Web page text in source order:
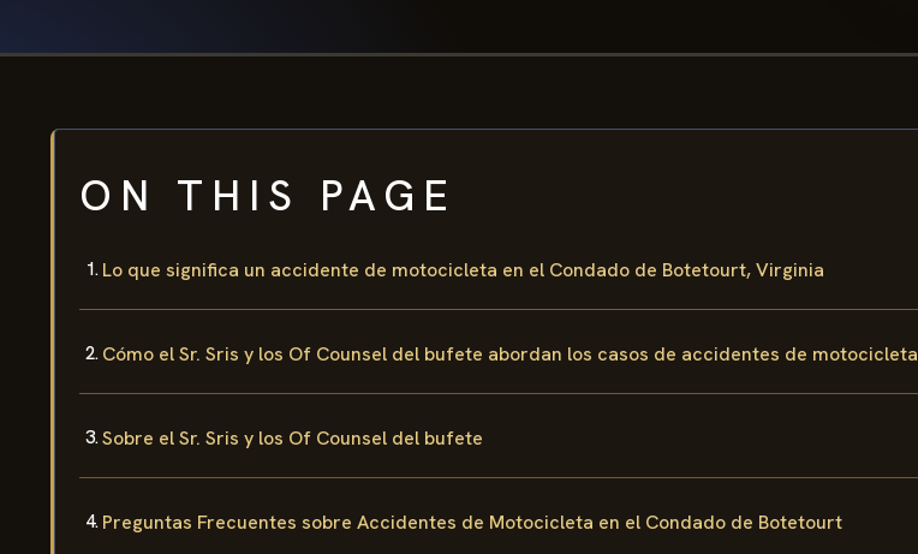
ON THIS PAGE
Lo que significa un accidente de motocicleta en el Condado de Botetourt, Virginia
Cómo el Sr. Sris y los Of Counsel del bufete abordan los casos de accidentes de motocicleta
Sobre el Sr. Sris y los Of Counsel del bufete
Preguntas Frecuentes sobre Accidentes de Motocicleta en el Condado de Botetourt